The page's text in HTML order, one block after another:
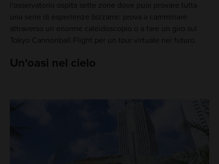
l'osservatorio ospita sette zone dove puoi provare tutta
una serie di esperienze bizzarre: prova a camminare
attraverso un enorme caleidoscopio o a fare un giro sul
Tokyo Cannonball Flight per un tour virtuale nel futuro.
Un'oasi nel cielo